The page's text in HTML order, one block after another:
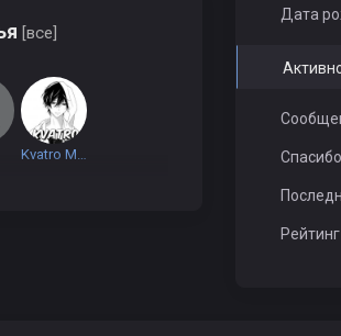
[все]
Дата
Рейтинг